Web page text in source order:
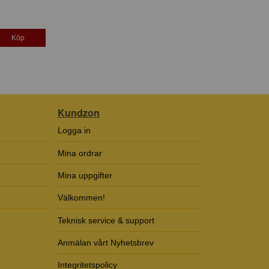
Köp
Kundzon
Logga in
Mina ordrar
Mina uppgifter
Välkommen!
Teknisk service & support
Anmälan vårt Nyhetsbrev
Integritetspolicy